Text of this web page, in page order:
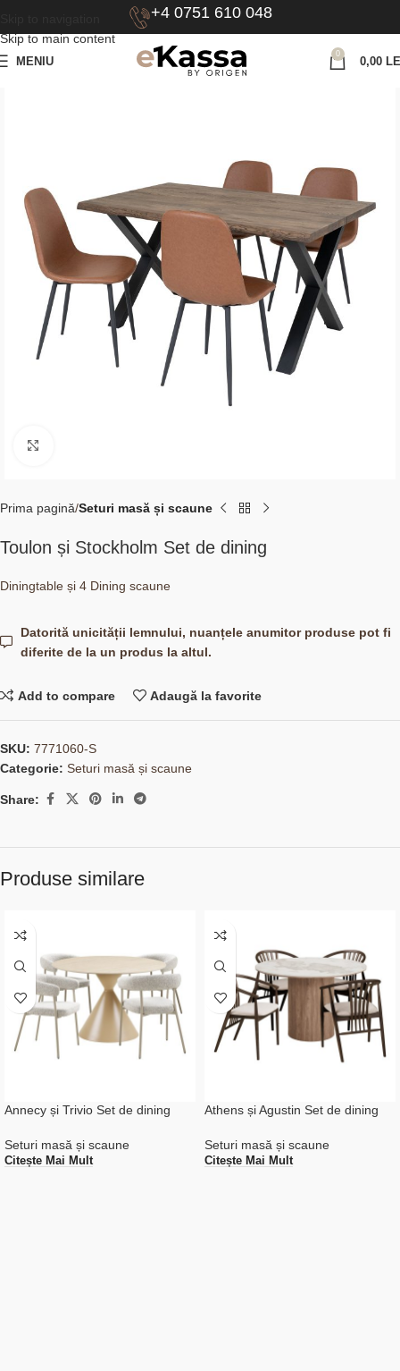
Skip to main content
+4 0751 610 048
MENIU
0
0,00
Prima pagină Seturi masă și scaune
Toulon și Stockholm Set de dining
Diningtable și 4 Dining scaune
Datorită unicității lemnului, nuanțele anumitor produse pot fi
diferite de la un produs la altul.
Add to compare Adaugă la favorite
SKU: 7771060-S
Categorie: Seturi masă și scaune
Share:
Produse similare
Annecy și Trivio Set de dining
Seturi masă și scaune
Citește Mai Mult
Athens și Agustin Set de dining
Seturi masă și scaune
Citește Mai Mult